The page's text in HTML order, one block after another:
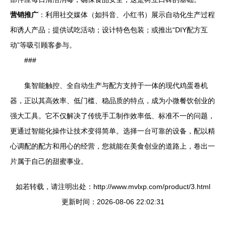
营销推广 ：利用社交媒体（如抖音、小红书）展示自动化生产过程
和诱人产品；提供试吃活动；设计特色包装；或推出“DIY配方互
动”等吸引顾客参与。
###
集智能触控、全自动生产与配方支持于一体的现代鸡蛋卷机
器，正以其高效率、低门槛、稳品质的特点，成为小微餐饮创业的
强大工具。它不仅解决了传统手工制作效率低、标准不一的问题，
更通过智能化操作让技术变得简单。选择一台可靠的设备，配以精
心调配的配方和用心的经营，您就能在美食创业的道路上，卷出一
片属于自己的甜蜜事业。
如若转载，请注明出处：http://www.mvlxp.com/product/3.html
更新时间：2026-08-06 22:02:31